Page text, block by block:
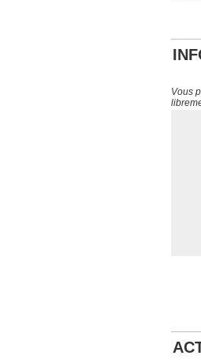
Vous